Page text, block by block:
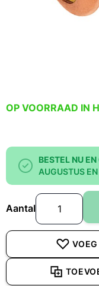
OP VOORRAAD IN
BESTEL NU
AUGUSTUS
Aantal